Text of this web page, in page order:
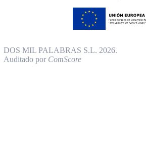
DOS MIL PALABRAS S.L. 2026.
Auditado por ComScore